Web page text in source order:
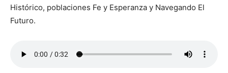
Histórico, poblaciones Fe y Esperanza y Navegando El
Futuro.